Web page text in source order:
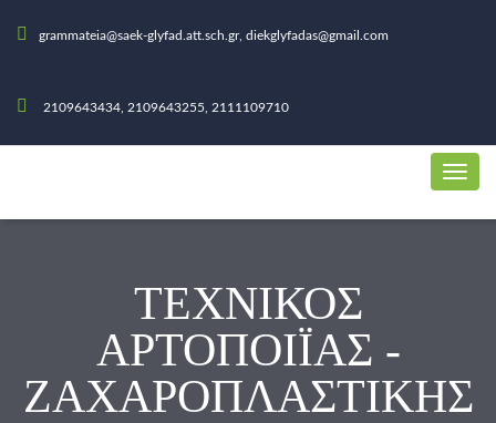
grammateia@saek-glyfad.att.sch.gr, diekglyfadas@gmail.com
2109643434, 2109643255, 2111109710
ΤΕΧΝΙΚΌΣ
ΑΡΤΟΠΟΙΪΑΣ -
ΖΑΧΑΡΟΠΛΑΣΤΙΚΉΣ